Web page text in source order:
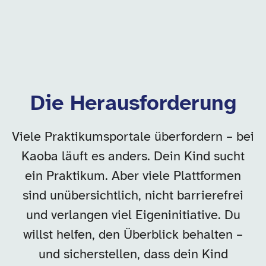
Die Herausforderung
Viele Praktikumsportale überfordern – bei
Kaoba läuft es anders. Dein Kind sucht
ein Praktikum. Aber viele Plattformen
sind unübersichtlich, nicht barrierefrei
und verlangen viel Eigeninitiative. Du
willst helfen, den Überblick behalten –
und sicherstellen, dass dein Kind